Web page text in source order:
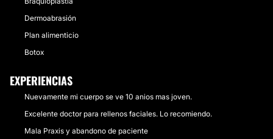
Dermoabrasión
Plan alimenticio
Botox
EXPERIENCIAS
Nuevamente mi cuerpo se ve 10 anios mas joven.
Excelente doctor para rellenos faciales. Lo recomiendo.
Mala Praxis y abandono de paciente